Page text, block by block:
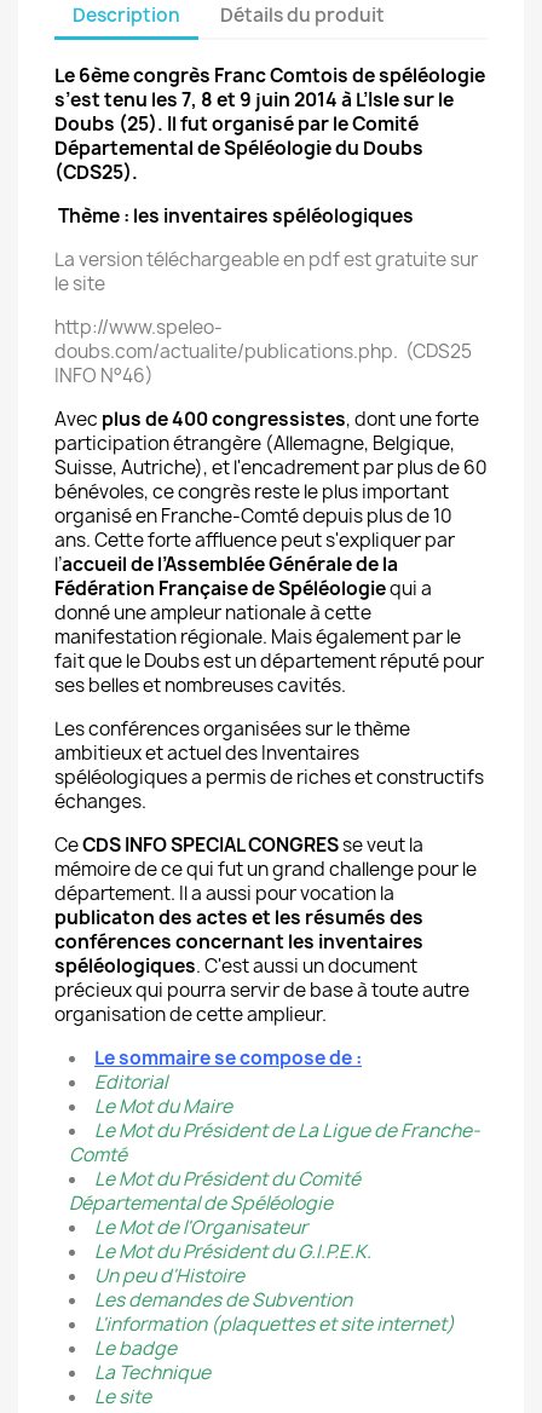
Description Détails du produit
Le 6ème congrès Franc Comtois de spéléologie
s’est tenu les 7, 8 et 9 juin 2014 à L’Isle sur le
Doubs (25). Il fut organisé par le Comité
Départemental de Spéléologie du Doubs
(CDS25).
Thème : les inventaires spéléologiques
La version téléchargeable en pdf est gratuite sur
le site
http://www.speleo-
doubs.com/actualite/publications.php. (CDS25
INFO N°46)
Avec plus de 400 congressistes, dont une forte
participation étrangère (Allemagne, Belgique,
Suisse, Autriche), et l'encadrement par plus de 60
bénévoles, ce congrès reste le plus important
organisé en Franche-Comté depuis plus de 10
ans. Cette forte affluence peut s'expliquer par
l’accueil de l’Assemblée Générale de la
Fédération Française de Spéléologiequi a
donné une ampleur nationale à cette
manifestation régionale. Mais également par le
fait que le Doubs est un département réputé pour
ses belles et nombreuses cavités.
Les conférences organisées sur le thème
ambitieux et actuel des Inventaires
spéléologiques a permis de riches et constructifs
échanges.
CeCDS INFO SPECIAL CONGRESse veut la
mémoire de ce qui fut un grand challenge pour le
département. Il a aussi pour vocation la
publicaton des actes et les résumés des
conférences concernant les inventaires
spéléologiques. C'est aussi un document
précieux qui pourra servir de base à toute autre
organisation de cette amplieur.
Le sommaire se compose de :
Editorial
Le Mot du Maire
Le Mot du Président de La Ligue de Franche-
Comté
Le Mot du Président du Comité
Départemental de Spéléologie
Le Mot de l'Organisateur
Le Mot du Président du G.I.P.E.K.
Un peu d'Histoire
Les demandes de Subvention
L'information (plaquettes et site internet)
Le badge
La Technique
Le site